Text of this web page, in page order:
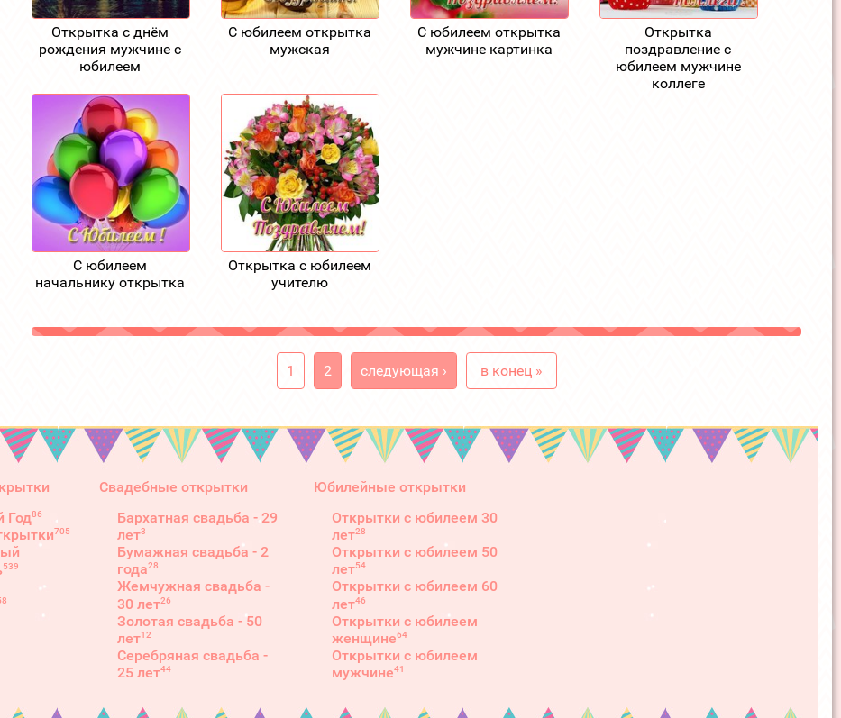
Открытка с днём
рождения мужчине с
юбилеем
С юбилеем открытка
мужская
С юбилеем открытка
мужчине картинка
Открытка
поздравление с
юбилеем мужчине
коллеге
С юбилеем
начальнику открытка
Открытка с юбилеем
учителю
1 2 следующая › в конец »
Год86
705
539
Свадебные открытки
Бархатная свадьба - 29
лет3
Бумажная свадьба - 2
года28
Жемчужная свадьба -
30 лет26
Золотая свадьба - 50
лет12
Серебряная свадьба -
25 лет44
Юбилейные открытки
Открытки с юбилеем 30
лет28
Открытки с юбилеем 50
лет54
Открытки с юбилеем 60
лет46
Открытки с юбилеем
женщине64
Открытки с юбилеем
мужчине41